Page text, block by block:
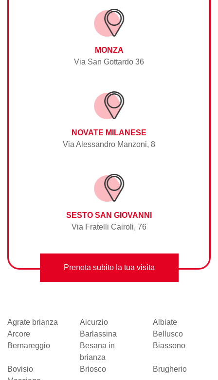
MONZA
Via San Gottardo 36
NOVATE MILANESE
Via Alessandro Manzoni, 8
SESTO SAN GIOVANNI
Via Fratelli Cairoli, 76
Prenota subito la tua visita
Agrate brianza Aicurzio
Albiate
Arcore
Barlassina
Bellusco
Bernareggio
Besana in
brianza
Biassono
Bovisio
Briosco Brugherio